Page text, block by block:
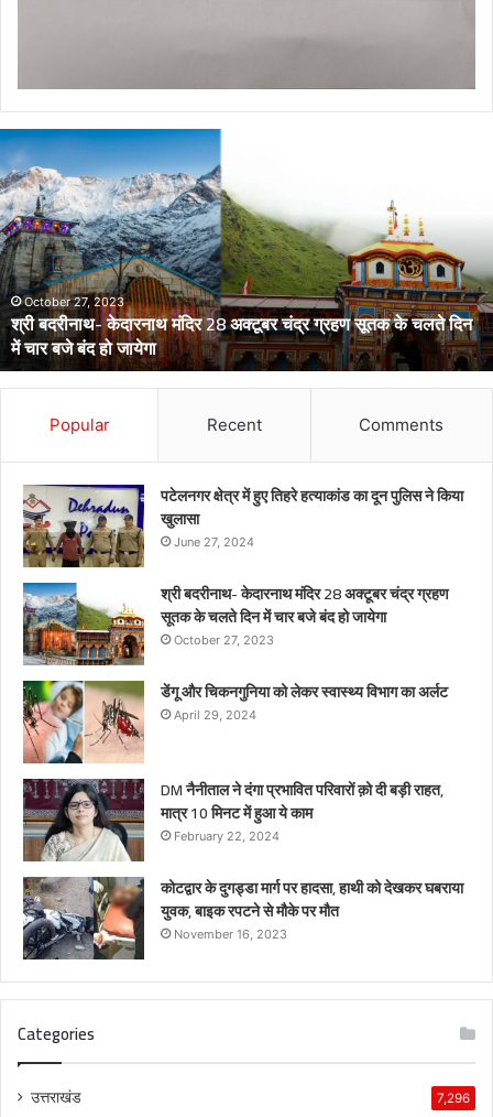
डेंगू
और
चिकनगुनिया
को
लेकर
स्वास्थ्य
विभाग
का
अर्लटApril 29, 2024
डेंगू और चिकनगुनिया को लेकर स्वास्थ्य विभाग का अर्लट
Popular Recent Comments
पटेलनगर क्षेत्र में हुए तिहरे हत्याकांड का दून पुलिस ने किया
खुलासा
June 27, 2024
श्री बदरीनाथ- केदारनाथ मंदिर 28 अक्टूबर चंद्र ग्रहण
सूतक के चलते दिन में चार बजे बंद हो जायेगा
October 27, 2023
डेंगू और चिकनगुनिया को लेकर स्वास्थ्य विभाग का अर्लट
April 29, 2024
DM नैनीताल ने दंगा प्रभावित परिवारों क़ो दी बड़ी राहत,
मात्र 10 मिनट में हुआ ये काम
February 22, 2024
कोटद्वार के दुगड्डा मार्ग पर हादसा, हाथी को देखकर घबराया
युवक, बाइक रपटने से मौके पर मौत
November 16, 2023
Categories
उत्तराखंड 7,296